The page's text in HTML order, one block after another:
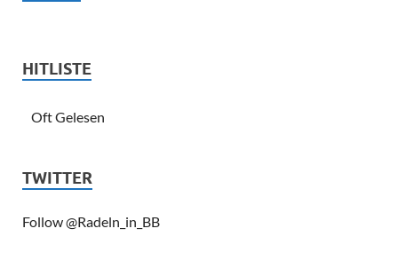
HITLISTE
Oft Gelesen
TWITTER
Follow @Radeln_in_BB